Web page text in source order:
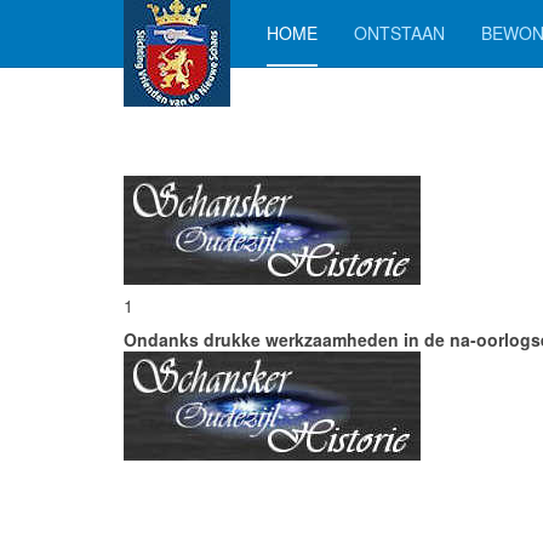
HOME ONTSTAAN
1
Ondanks drukke werkzaamheden in de na-